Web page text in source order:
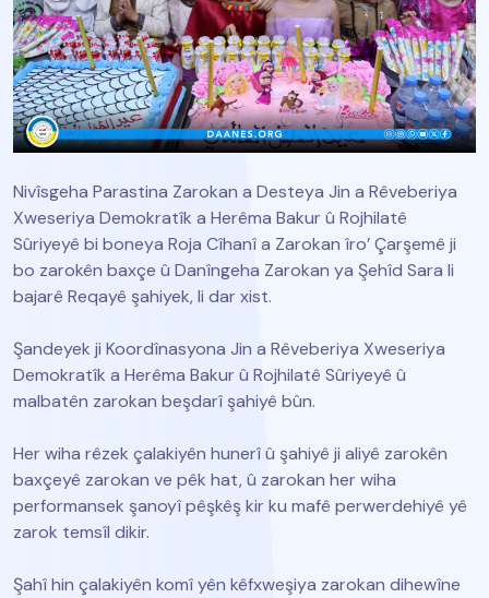
Nivîsgeha Parastina Zarokan a Desteya Jin a Rêveberiya
Xweseriya Demokratîk a Herêma Bakur û Rojhilatê
Sûriyeyê bi boneya Roja Cîhanî a Zarokan îro’ Çarşemê ji
bo zarokên baxçe û Danîngeha Zarokan ya Şehîd Sara li
bajarê Reqayê şahiyek, li dar xist.
Şandeyek ji Koordînasyona Jin a Rêveberiya Xweseriya
Demokratîk a Herêma Bakur û Rojhilatê Sûriyeyê û
malbatên zarokan beşdarî şahiyê bûn.
Her wiha rêzek çalakiyên hunerî û şahiyê ji aliyê zarokên
baxçeyê zarokan ve pêk hat, û zarokan her wiha
performansek şanoyî pêşkêş kir ku mafê perwerdehiyê yê
zarok temsîl dikir.
Şahî hin çalakiyên komî yên kêfxweşiya zarokan dihewîne